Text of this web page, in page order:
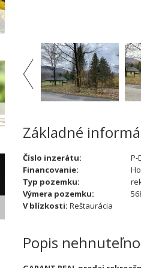
Základné
Číslo inzerátu:
P-
Financovanie:
Typ pozemku:
Výmera pozemku:
V blízkosti: Reštaurácia
Popis